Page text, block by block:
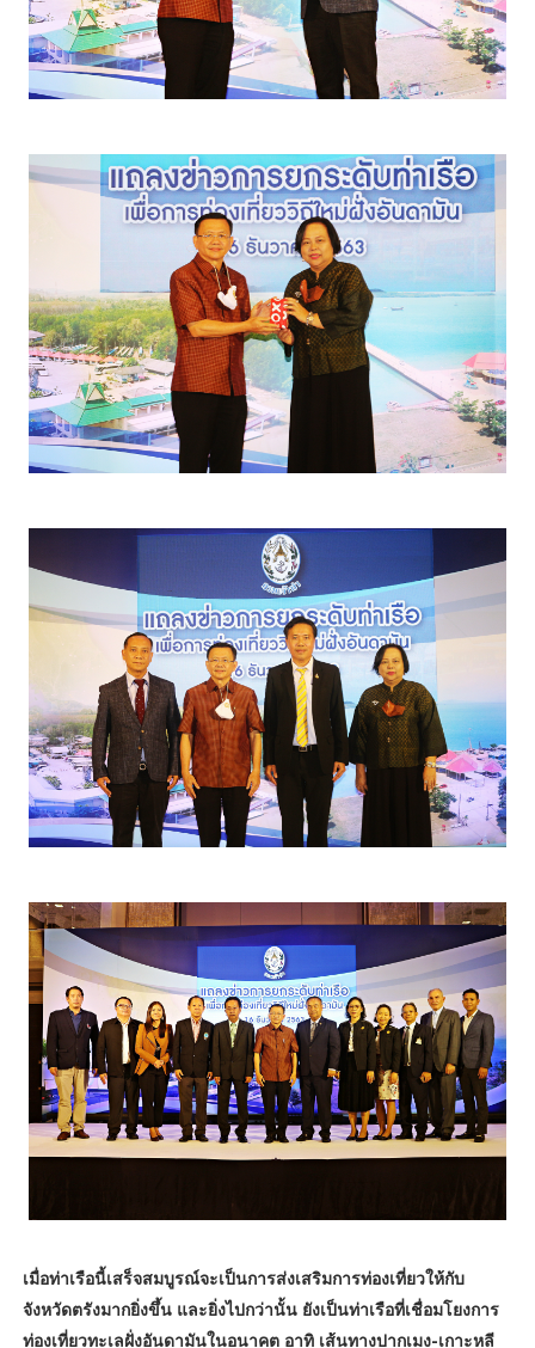
เมื่อท่าเรือนี้เสร็จสมบูรณ์จะเป็นการส่งเสริมการท่องเที่ยวให้กับ
จังหวัดตรังมากยิ่งขึ้น และยิ่งไปกว่านั้น ยังเป็นท่าเรือที่เชื่อมโยงการ
ท่องเที่ยวทะเลฝั่งอันดามันในอนาคต อาทิ เส้นทางปากเมง-เกาะหลี